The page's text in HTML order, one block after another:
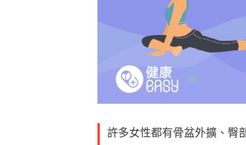
許多女性都有骨盆外擴、臀